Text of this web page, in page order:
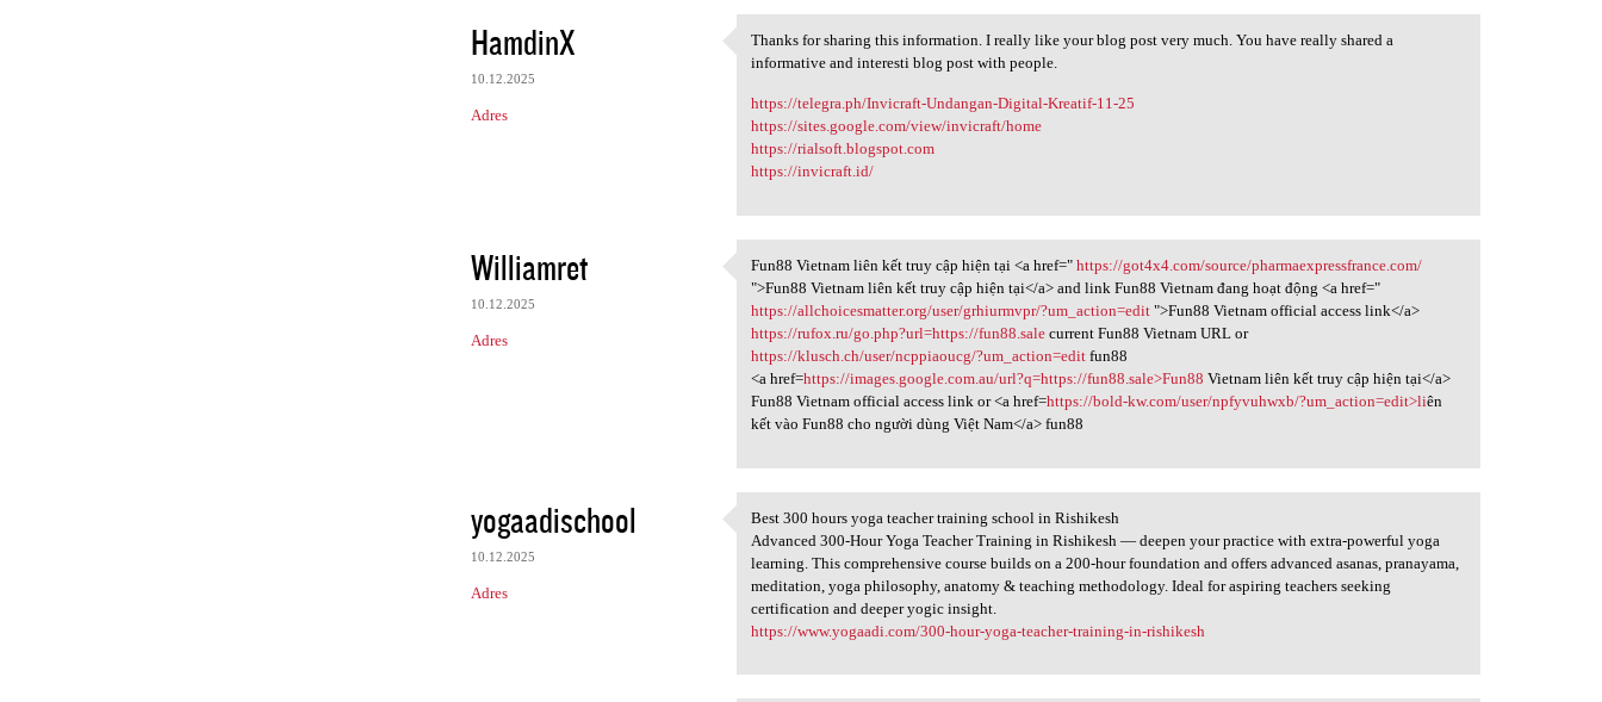
HamdinX
10.12.2025
Adres
Thanks for sharing this
Thanks for sharing this information. I really like your blog post very much. You have really shared a
informative and interesti blog post with people.
https://telegra.ph/Invicraft-Undangan-Digital-Kreatif-11-25
https://sites.google.com/view/invicraft/home
https://rialsoft.blogspot.com
https://invicraft.id/
Williamret
10.12.2025
Adres
Fun88 Vietnam liên kết truy
Fun88 Vietnam liên kết truy cập hiện tại <a href="https://got4x4.com/source/pharmaexpressfrance.com/
">Fun88 Vietnam liên kết truy cập hiện tại</a> and link Fun88 Vietnam đang hoạt động <a href="
https://allchoicesmatter.org/user/grhiurmvpr/?um_action=edit ">Fun88 Vietnam official access link</a>
https://rufox.ru/go.php?url=https://fun88.sale current Fun88 Vietnam URL or
https://klusch.ch/user/ncppiaoucg/?um_action=edit fun88
<a href=https://images.google.com.au/url?q=https://fun88.sale>Fun88 Vietnam liên kết truy cập hiện tại</a>
Fun88 Vietnam official access link or <a href=https://bold-kw.com/user/npfyvuhwxb/?um_action=edit>liên
kết vào Fun88 cho người dùng Việt Nam</a> fun88
yogaadischool
10.12.2025
Adres
Best 300 hours yoga teacher
Best 300 hours yoga teacher training school in Rishikesh
Advanced 300-Hour Yoga Teacher Training in Rishikesh — deepen your practice with extra-powerful yoga
learning. This comprehensive course builds on a 200-hour foundation and offers advanced asanas, pranayama,
meditation, yoga philosophy, anatomy & teaching methodology. Ideal for aspiring teachers seeking
certification and deeper yogic insight.
https://www.yogaadi.com/300-hour-yoga-teacher-training-in-rishikesh